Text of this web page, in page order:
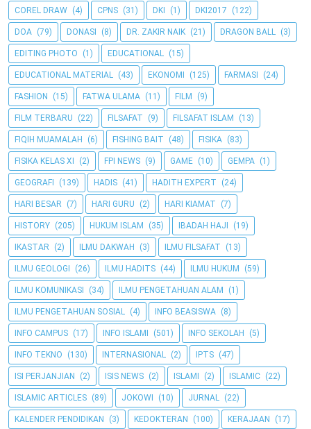
COREL DRAW (4) CPNS (31) DKI (1) DKI2017 (122)
DOA (79) DONASI (8) DR. ZAKIR NAIK (21) DRAGON BALL (3)
EDITING PHOTO (1) EDUCATIONAL (15)
EDUCATIONAL MATERIAL (43) EKONOMI (125) FARMASI (24)
FASHION (15) FATWA ULAMA (11) FILM (9)
FILM TERBARU (22) FILSAFAT (9) FILSAFAT ISLAM (13)
FIQIH MUAMALAH (6) FISHING BAIT (48) FISIKA (83)
FISIKA KELAS XI (2) FPI NEWS (9) GAME (10) GEMPA (1)
GEOGRAFI (139) HADIS (41) HADITH EXPERT (24)
HARI BESAR (7) HARI GURU (2) HARI KIAMAT (7)
HISTORY (205) HUKUM ISLAM (35) IBADAH HAJI (19)
IKASTAR (2) ILMU DAKWAH (3) ILMU FILSAFAT (13)
ILMU GEOLOGI (26) ILMU HADITS (44) ILMU HUKUM (59)
ILMU KOMUNIKASI (34) ILMU PENGETAHUAN ALAM (1)
ILMU PENGETAHUAN SOSIAL (4) INFO BEASISWA (8)
INFO CAMPUS (17) INFO ISLAMI (501) INFO SEKOLAH (5)
INFO TEKNO (130) INTERNASIONAL (2) IPTS (47)
ISI PERJANJIAN (2) ISIS NEWS (2) ISLAMI (2) ISLAMIC (22)
ISLAMIC ARTICLES (89) JOKOWI (10) JURNAL (22)
KALENDER PENDIDIKAN (3) KEDOKTERAN (100) KERAJAAN (17)